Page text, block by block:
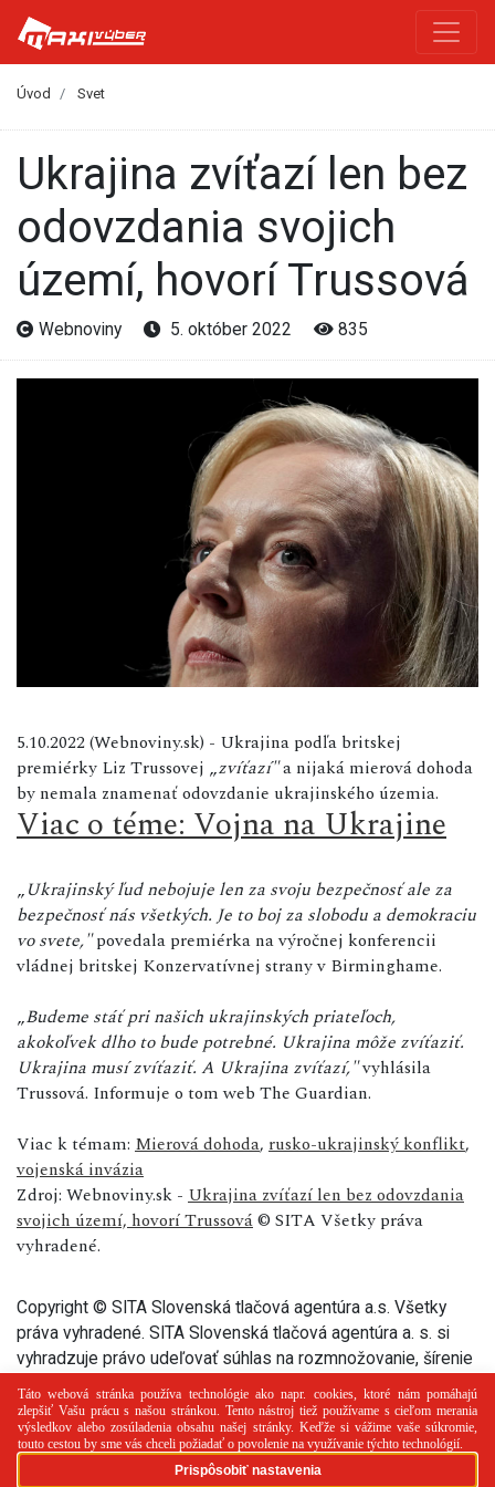
Úvod Svet
Ukrajina zvíťazí len bez
odovzdania svojich
území, hovorí Trussová
Webnoviny 5. október 2022 835
5.10.2022 (Webnoviny.sk) - Ukrajina podľa britskej
premiérky Liz Trussovej „zvíťazí"a nijaká mierová dohoda
by nemala znamenať odovzdanie ukrajinského územia.
Viac o téme: Vojna na Ukrajine
„Ukrajinský ľud nebojuje len za svoju bezpečnosť ale za
bezpečnosť nás všetkých. Je to boj za slobodu a demokraciu
vo svete,"povedala premiérka na výročnej konferencii
vládnej britskej Konzervatívnej strany v Birminghame.
„Budeme stáť pri našich ukrajinských priateľoch,
akokoľvek dlho to bude potrebné. Ukrajina môže zvíťaziť.
Ukrajina musí zvíťaziť. A Ukrajina zvíťazí,"vyhlásila
Trussová. Informuje o tom web The Guardian.
Viac k témam: Mierová dohoda, rusko-ukrajinský konflikt,
vojenská invázia
Zdroj: Webnoviny.sk - Ukrajina zvíťazí len bez odovzdania
svojich území, hovorí Trussová© SITA Všetky práva
vyhradené.
Copyright © SITA Slovenská tlačová agentúra a.s. Všetky
práva vyhradené. SITA Slovenská tlačová agentúra a. s. si
vyhradzuje právo udeľovať súhlas na rozmnožovanie, šírenie